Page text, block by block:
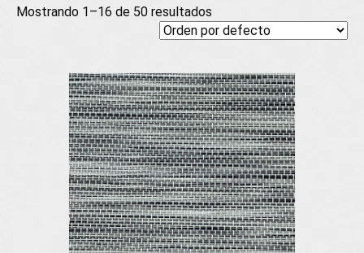
Mostrando 1–16 de 50 resultados